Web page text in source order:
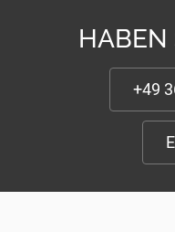
HABEN
+49